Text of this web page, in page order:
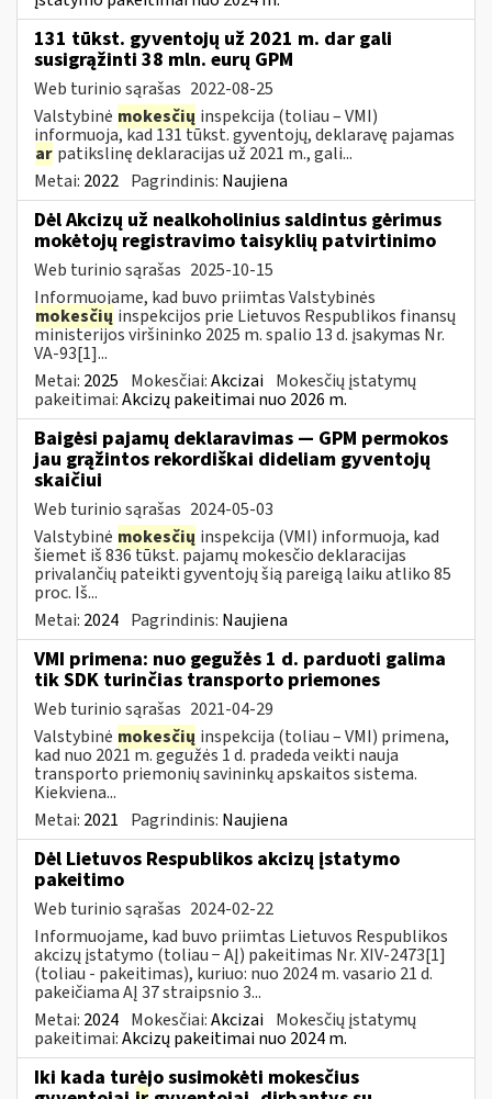
131 tūkst. gyventojų už 2021 m. dar gali
susigrąžinti 38 mln. eurų GPM
Web turinio sąrašas 2022-08-25
Valstybinė mokesčių inspekcija (toliau – VMI)
informuoja, kad 131 tūkst. gyventojų, deklaravę pajamas
ar patikslinę deklaracijas už 2021 m., gali...
Metai: 2022 Pagrindinis: Naujiena
Dėl Akcizų už nealkoholinius saldintus gėrimus
mokėtojų registravimo taisyklių patvirtinimo
Web turinio sąrašas 2025-10-15
Informuojame, kad buvo priimtas Valstybinės
mokesčių inspekcijos prie Lietuvos Respublikos finansų
ministerijos viršininko 2025 m. spalio 13 d. įsakymas Nr.
VA-93[1]...
Metai: 2025 Mokesčiai:Akcizai Mokesčių įstatymų
pakeitimai:Akcizų pakeitimai nuo 2026 m.
Baigėsi pajamų deklaravimas — GPM permokos
jau grąžintos rekordiškai dideliam gyventojų
skaičiui
Web turinio sąrašas 2024-05-03
Valstybinė mokesčių inspekcija (VMI) informuoja, kad
šiemet iš 836 tūkst. pajamų mokesčio deklaracijas
privalančių pateikti gyventojų šią pareigą laiku atliko 85
proc. Iš...
Metai: 2024 Pagrindinis: Naujiena
VMI primena: nuo gegužės 1 d. parduoti galima
tik SDK turinčias transporto priemones
Web turinio sąrašas 2021-04-29
Valstybinė mokesčių inspekcija (toliau – VMI) primena,
kad nuo 2021 m. gegužės 1 d. pradeda veikti nauja
transporto priemonių savininkų apskaitos sistema.
Kiekviena...
Metai: 2021 Pagrindinis: Naujiena
Dėl Lietuvos Respublikos akcizų įstatymo
pakeitimo
Web turinio sąrašas 2024-02-22
Informuojame, kad buvo priimtas Lietuvos Respublikos
akcizų įstatymo (toliau − AĮ) pakeitimas Nr. XIV-2473[1]
(toliau - pakeitimas), kuriuo: nuo 2024 m. vasario 21 d.
pakeičiama AĮ 37 straipsnio 3...
Metai: 2024 Mokesčiai:Akcizai Mokesčių įstatymų
pakeitimai:Akcizų pakeitimai nuo 2024 m.
Iki kada turėjo susimokėti mokesčius